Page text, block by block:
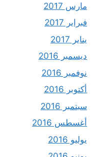
مارس 2017
فبراير 2017
يناير 2017
ديسمبر 2016
نوفمبر 2016
أكتوبر 2016
سبتمبر 2016
أغسطس 2016
يوليو 2016